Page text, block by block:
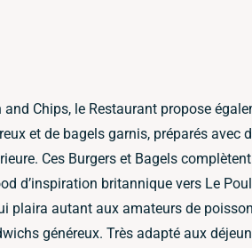
and Chips, le Restaurant propose
et de bagels garnis, préparés avec
Ces Burgers et Bagels
d’inspiration britannique vers Le
plaira autant aux amateurs de
généreux. Très adapté aux